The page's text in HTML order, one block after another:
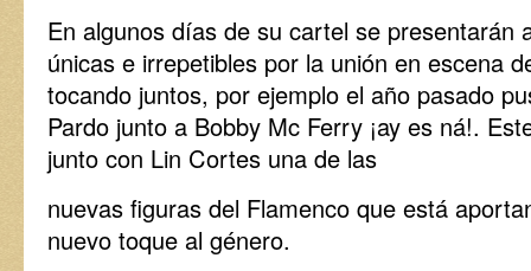
En algunos días de su cartel se presentarán
únicas e irrepetibles por la unión en escena
tocando juntos, por ejemplo el año pasado
Pardo junto a Bobby Mc Ferry ¡ay es ná!.
junto con Lin Cortes una de las
nuevas figuras del Flamenco que está
nuevo toque al género.